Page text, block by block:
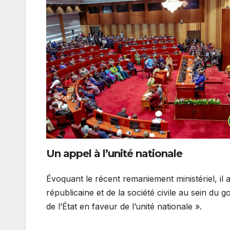
Un appel à l’unité nationale
Évoquant le récent remaniement ministériel, il
républicaine et de la société civile au sein du
de l’État en faveur de l’unité nationale ».